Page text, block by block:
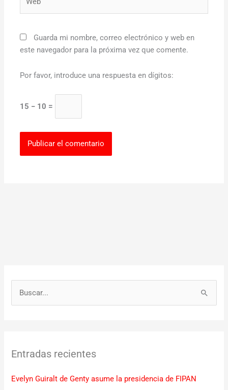
Guarda mi nombre, correo electrónico y web en
este navegador para la próxima vez que comente.
Por favor, introduce una respuesta en dígitos:
15 − 10 =
a
p
Entradas recientes
Evelyn Guiralt de Genty asume la presidencia de FIPAN